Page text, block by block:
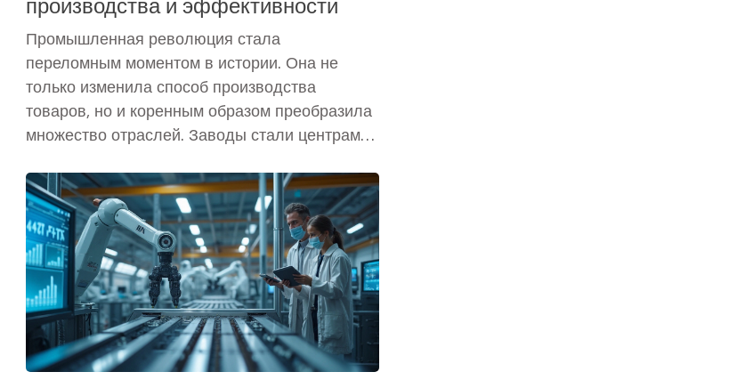
Промышленная революция стала
переломным моментом в истории. Она не
только изменила способ производства
товаров, но и коренным образом преобразила
множество отраслей. Заводы стали центрами
что привело к увеличению эффективности.
Основные технологии, такие как паровые
машины и механизация, сыграли ключевую
роль в этом процессе. Сегодня эти новшества
продолжают влиять на промышленность на
глобальном уровне.